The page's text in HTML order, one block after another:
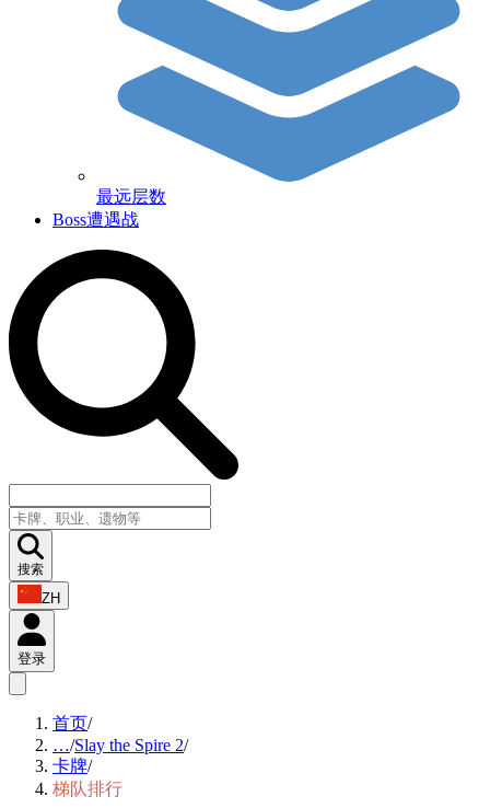
最远层数
Boss遭遇战
搜索
ZH
登录
首页/
…/Slay the Spire 2/
卡牌/
梯队排行